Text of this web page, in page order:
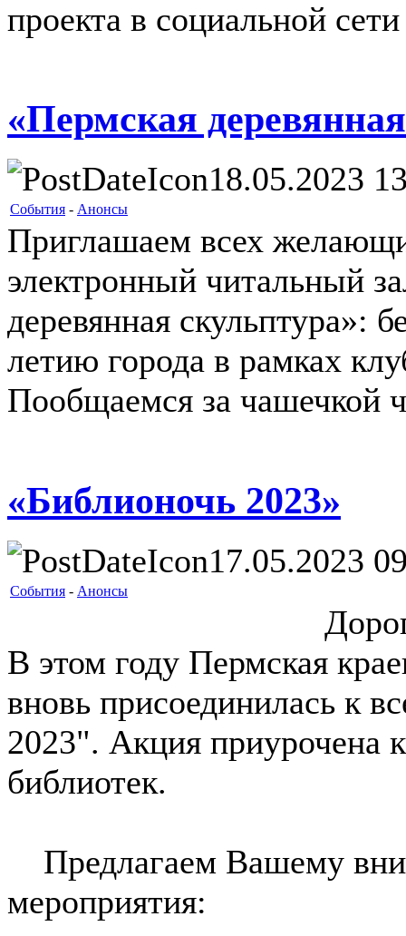
проекта в социальной
«Пермская
18.05.2023
События - Анонсы
Приглашаем всех
электронный читальный
деревянная скульптура»:
летию города в рамках
Пообщаемся за чашечкой
«Библионочь 2023»
17.05.2023
События - Анонсы
В этом году Пермская
вновь присоединилась к
2023". Акция приурочена
библиотек.
Предлагаем Вашему
мероприятия: